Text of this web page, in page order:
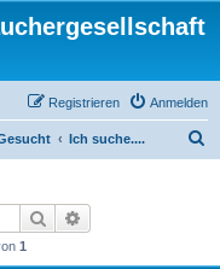
Anmelden
Registrieren
Ich suche....
Suche
1